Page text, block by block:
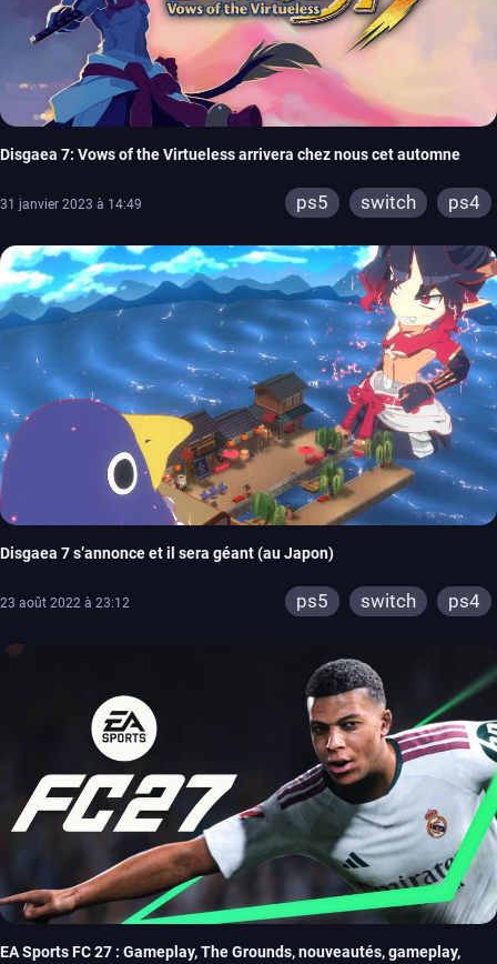
Disgaea 7: Vows of the Virtueless arrivera chez nous cet automne
31 janvier 2023 à 14:49 ps5 switch ps4
Disgaea 7 s’annonce et il sera géant (au Japon)
23 août 2022 à 23:12 ps5 switch ps4
EA Sports FC 27 : Gameplay, The Grounds, nouveautés, gameplay,